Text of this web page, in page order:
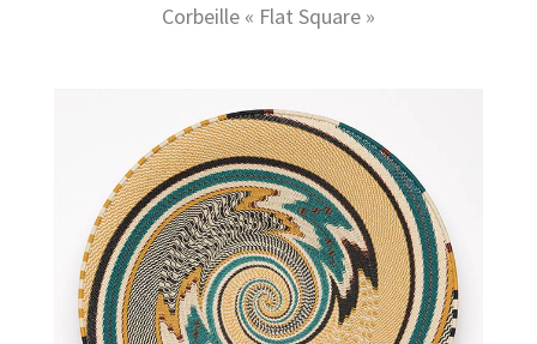
Corbeille « Flat Square »